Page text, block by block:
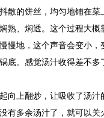
的饼丝，均匀地铺在菜
、焖透。这个过程大概
地，这个声音会变小
底。感觉汤汁收得差不
向上翻炒，让吸收了汤
有多余汤汁了，就可以